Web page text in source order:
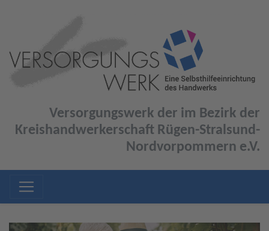
Versorgungswerk der im Bezirk der
Kreishandwerkerschaft Rügen-Stralsund-
Nordvorpommern e.V.